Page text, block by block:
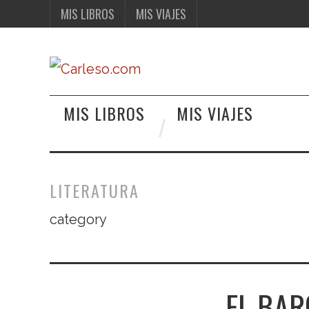
MIS LIBROS MIS VIAJES
MIS LIBROS MIS VIAJES
LITERATURA
category